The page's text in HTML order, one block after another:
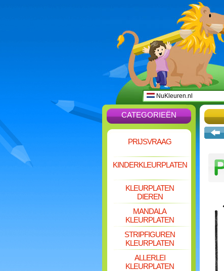
NuKleuren.nl
CATEGORIEËN
PRIJSVRAAG
KINDERKLEURPLATEN
KLEURPLATEN
DIEREN
MANDALA
KLEURPLATEN
STRIPFIGUREN
KLEURPLATEN
ALLERLEI
KLEURPLATEN